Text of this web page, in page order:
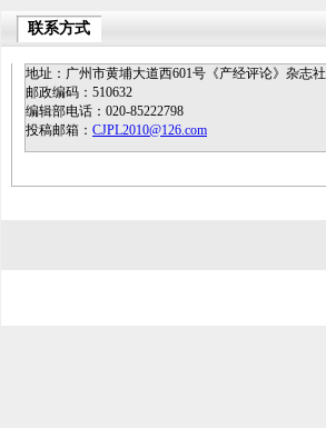
联系方式
地址：广州市黄埔大道西601号《产经评论》杂志社
邮政编码：510632
编辑部电话：020-85222798
投稿邮箱： CJPL2010@126.com